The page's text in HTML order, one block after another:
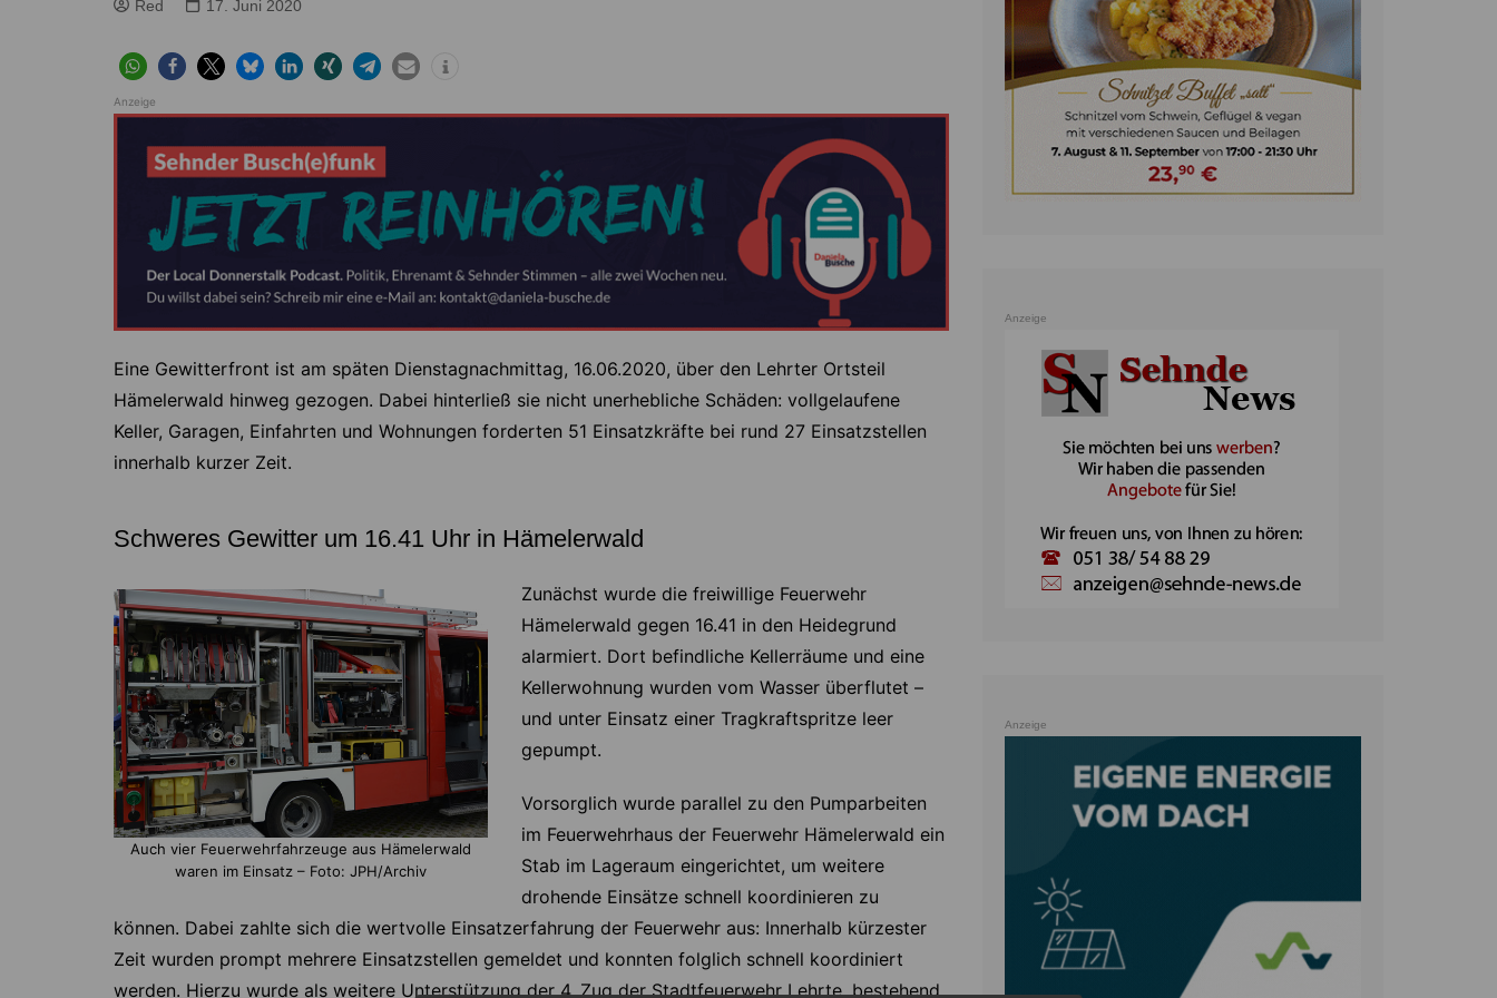
Höver
Klein Lobke
Köthenwald
Müllingen
Sehnde
Wehmingen
Wirringen
Lehrte
Röddensen
Sievershausen
Steinwedel
Tennis/Tischtennis
Wassersport
Kunst
Theater
Vorträge
Red 17. Juni 2020
Anzeige
Eine Gewitterfront ist am späten Dienstagnachmittag, 16.06.2020, über den Lehrter Ortsteil
Hämelerwald hinweg gezogen. Dabei hinterließ sie nicht unerhebliche Schäden: vollgelaufene
Keller, Garagen, Einfahrten und Wohnungen forderten 51 Einsatzkräfte bei rund 27 Einsatzstellen
innerhalb kurzer Zeit.
Schweres Gewitter um 16.41 Uhr in Hämelerwald
Auch vier Feuerwehrfahrzeuge aus Hämelerwald
waren im Einsatz – Foto: JPH/Archiv
Zunächst wurde die freiwillige Feuerwehr
Hämelerwald gegen 16.41 in den Heidegrund
alarmiert. Dort befindliche Kellerräume und eine
Kellerwohnung wurden vom Wasser überflutet –
und unter Einsatz einer Tragkraftspritze leer
gepumpt.
Vorsorglich wurde parallel zu den Pumparbeiten
im Feuerwehrhaus der Feuerwehr Hämelerwald ein
Stab im Lageraum eingerichtet, um weitere
drohende Einsätze schnell koordinieren zu
können. Dabei zahlte sich die wertvolle Einsatzerfahrung der Feuerwehr aus: Innerhalb kürzester
Zeit wurden prompt mehrere Einsatzstellen gemeldet und konnten folglich schnell koordiniert
werden. Hierzu wurde als weitere Unterstützung der 4. Zug der Stadtfeuerwehr Lehrte, bestehend
Anzeige
Anzeige